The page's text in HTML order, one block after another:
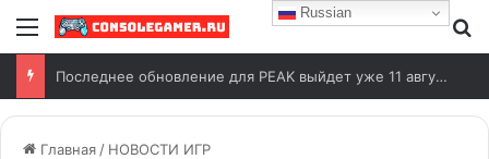
Последнее обновление для PEAK выйдет уже 11 августа
Главная / НОВОСТИ ИГР
Russian